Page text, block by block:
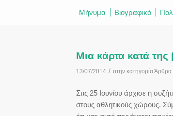
Μήνυμα Βιογραφικό
Μια κάρτα κατά της
13/07/2014 / στην κατηγορίαΆρθρα
Στις 25 Ιουνίου άρχισε η
στους αθλητικούς χώρους.